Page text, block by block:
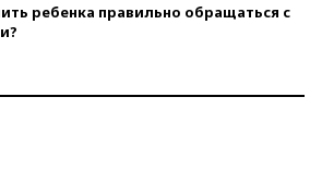
ребенка правильно обращаться с